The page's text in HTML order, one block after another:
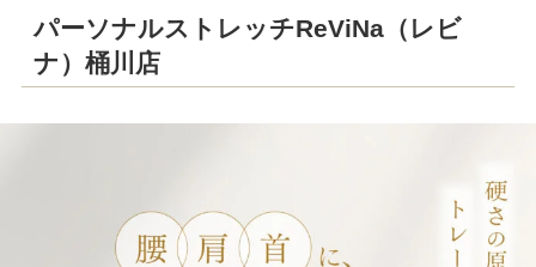
パーソナルストレッチReViNa（レビ
ナ）桶川店